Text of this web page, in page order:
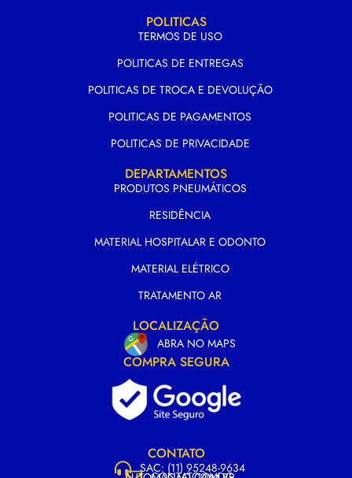
POLITICAS
TERMOS DE USO
POLITICAS DE ENTREGAS
POLITICAS DE TROCA E DEVOLUÇÃO
POLITICAS DE PAGAMENTOS
POLITICAS DE PRIVACIDADE
DEPARTAMENTOS
PRODUTOS PNEUMÁTICOS
RESIDÊNCIA
MATERIAL HOSPITALAR E ODONTO
MATERIAL ELÉTRICO
TRATAMENTO AR
LOCALIZAÇÃO
ABRA NO MAPS
COMPRA SEGURA
CONTATO
SAC: (11) 95248-9634